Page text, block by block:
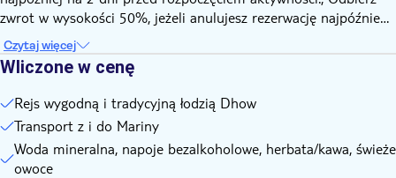
śmierć, których goście mogą doznać w związku z wycieczką i
zajęciami i/lub w związku z umową z i/lub operatorem
jakichkolwiek zajęć
Jeśli nastąpią jakiekolwiek zmiany, zostaniesz o tym
powiadomiony e-mailem lub przez WhatsApp
zwrot w wysokości 50%, jeżeli anulujesz rezerwację najpóźniej
na 1 dzień przed rozpoczęciem aktywności.
Czytaj więcej
Wliczone w cenę
Rejs wygodną i tradycyjną łodzią Dhow
Transport z i do Mariny
Woda mineralna, napoje bezalkoholowe, herbata/kawa, świeże
owoce